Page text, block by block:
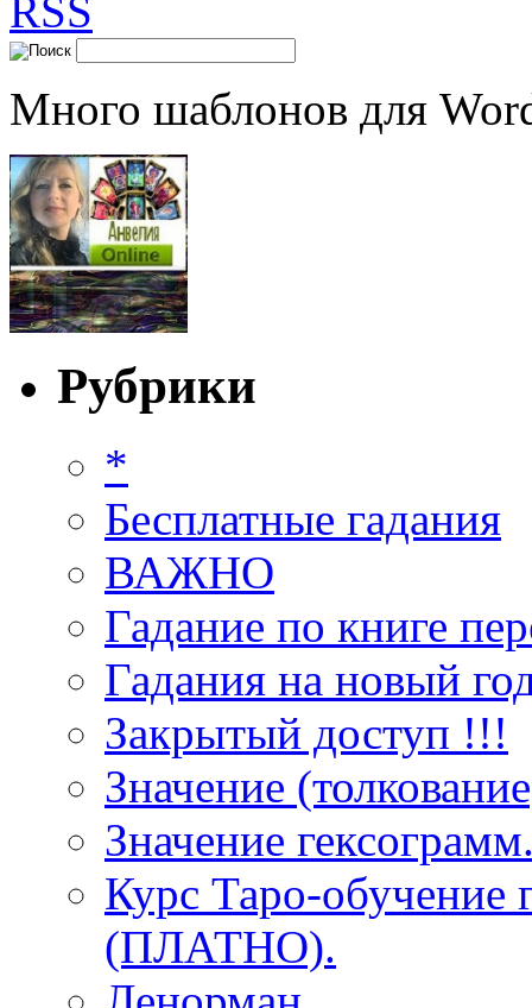
Много шаблонов для
Рубрики
*
Бесплатные гадания
ВАЖНО
Гадание по книге
Гадания на новый
Закрытый доступ !!!
Значение
Значение
Курс Таро-обучение
(ПЛАТНО).